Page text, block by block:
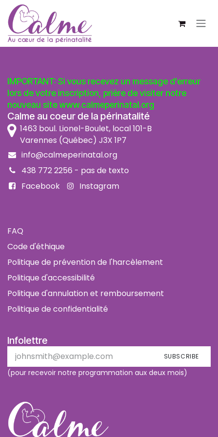
SE RENDRE AU CONTENU
IMPORTANT: Si vous recevez un message d'erreur
lors de votre inscription, prière de visiter notre
nouveau sitewww.calmeperinatal.org
Calme au coeur de la périnatalité
1463 boul. Lionel-Boulet, local 101-B
Varennes (Québec) J3X 1P7
info@calmeperinatal.org
438 772 2256 - pas de texto
Facebook
Instagram
FAQ
Code d'éthique
Politique de prévention de l'harcèlement
Politique d'accessibilité
Politique d'annulation et remboursement
Politique de confidentialité
Infolettre
SUBSCRIBE
(pour recevoir notre programmation aux deux mois)